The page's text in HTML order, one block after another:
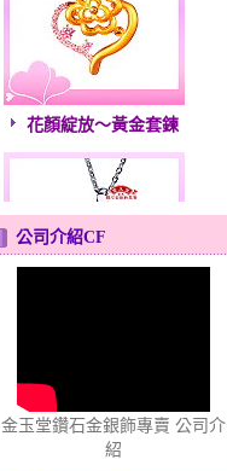
花顏綻放～黃金套鍊
公司介紹CF
金玉堂鑽石金銀飾專賣 公司介
紹